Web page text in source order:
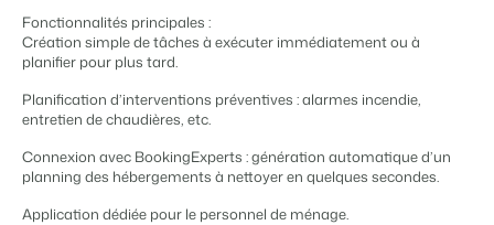
BEX CMS
Site web
Donnez vie à votre marque grâce à notre créateur de site.
Site web immobilier
Attirez des prospects pour la vente de vos biens locatifs.
Développeurs
Construisez votre solution avec notre API ouverte.
Partenaires
Rejoignez-nous dans notre aventure pour transformer l'industrie
Événements
Faites notre connaissance lors de différents événements
Communications
Prenez le contrôle de la communication client
Systèmes énergétiques
Mesurez votre consommation grâce à des compteurs connectés
Il manque une application?
Fonctionnalités principales :
Création simple de tâches à exécuter immédiatement ou à
planifier pour plus tard.
Planification d’interventions préventives : alarmes incendie,
entretien de chaudières, etc.
Connexion avec BookingExperts : génération automatique d’un
planning des hébergements à nettoyer en quelques secondes.
Application dédiée pour le personnel de ménage.